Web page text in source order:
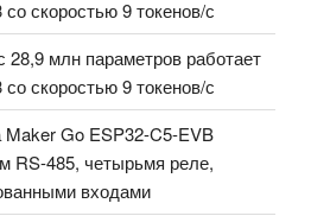
скоростью 9 токенов/с
28,9 млн параметров работает
скоростью 9 токенов/с
Maker Go ESP32-C5-EVB
RS-485, четырьмя реле,
входами